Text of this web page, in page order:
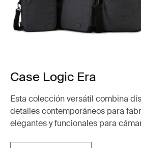
Case Logic Era
Esta colección versátil combina
detalles contemporáneos para
elegantes y funcionales para